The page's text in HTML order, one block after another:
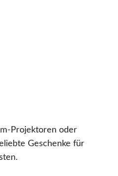
Projektoren oder
Geschenke für